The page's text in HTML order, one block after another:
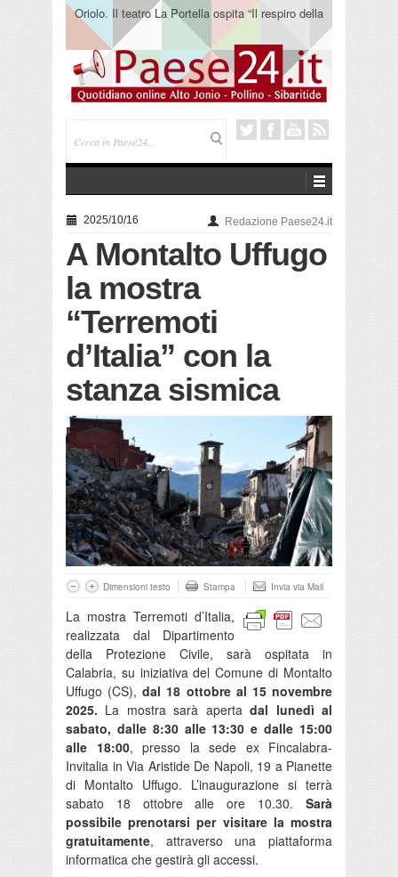
Oriolo. Il teatro La Portella ospita “Il respiro della
terra” del collettivo 365
2025/10/16 Redazione Paese24.it
A Montalto Uffugo
la mostra
“Terremoti
d’Italia” con la
stanza sismica
Dimensioni testo Stampa Invia via Mail
La mostra Terremoti d’Italia,
realizzata dal Dipartimento
della Protezione Civile, sarà ospitata in
Calabria, su iniziativa del Comune di Montalto
Uffugo (CS),dal 18 ottobre al 15 novembre
2025. La mostra sarà apertadal lunedì al
sabato, dalle 8:30 alle 13:30 e dalle 15:00
alle 18:00, presso la sede ex Fincalabra-
Invitalia in Via Aristide De Napoli, 19 a Pianette
di Montalto Uffugo. L’inaugurazione si terrà
sabato 18 ottobre alle ore 10.30. Sarà
possibile prenotarsi per visitare la mostra
gratuitamente, attraverso una piattaforma
informatica che gestirà gli accessi.